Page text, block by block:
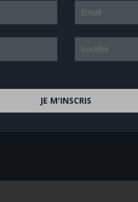
JE M'INSCRIS